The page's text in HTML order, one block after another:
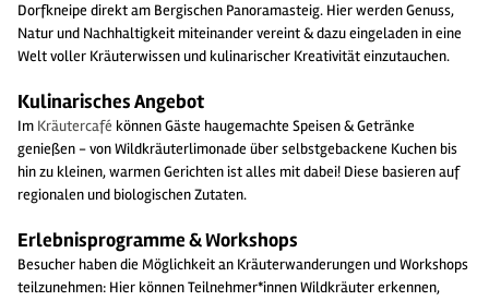
Dorfkneipe direkt am Bergischen Panoramasteig. Hier werden Genuss,
Natur und Nachhaltigkeit miteinander vereint & dazu eingeladen in eine
Welt voller Kräuterwissen und kulinarischer Kreativität einzutauchen.
Kulinarisches Angebot
Im Kräutercafé können Gäste haugemachte Speisen & Getränke
genießen - von Wildkräuterlimonade über selbstgebackene Kuchen bis
hin zu kleinen, warmen Gerichten ist alles mit dabei! Diese basieren auf
regionalen und biologischen Zutaten.
Erlebnisprogramme & Workshops
Besucher haben die Möglichkeit an Kräuterwanderungen und Workshops
teilzunehmen: Hier können Teilnehmer*innen Wildkräuter erkennen,